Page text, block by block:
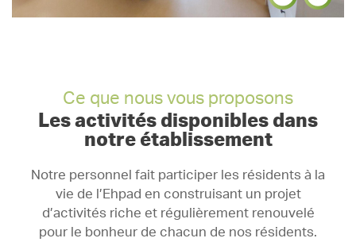
Ce que nous vous proposons
Les activités disponibles dans
notre établissement
Notre personnel fait participer les résidents à la
vie de l’Ehpad en construisant un projet
d’activités riche et régulièrement renouvelé
pour le bonheur de chacun de nos résidents.